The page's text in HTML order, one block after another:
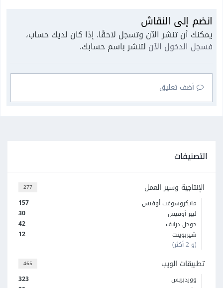
انضم إلى النقاش
يمكنك أن تنشر الآن وتسجل لاحقًا. إذا كان لديك حساب،
فسجل الدخول الآن لتنشر باسم حسابك.
أضف تعليق
التصنيفات
277 الإنتاجية وسير العمل
157
مايكروسوفت أوفيس
30
ليبر أوفيس
42
جوجل درايف
12
شيربوينت
(و 2 أكثر)
465 تطبيقات الويب
323
ووردبريس